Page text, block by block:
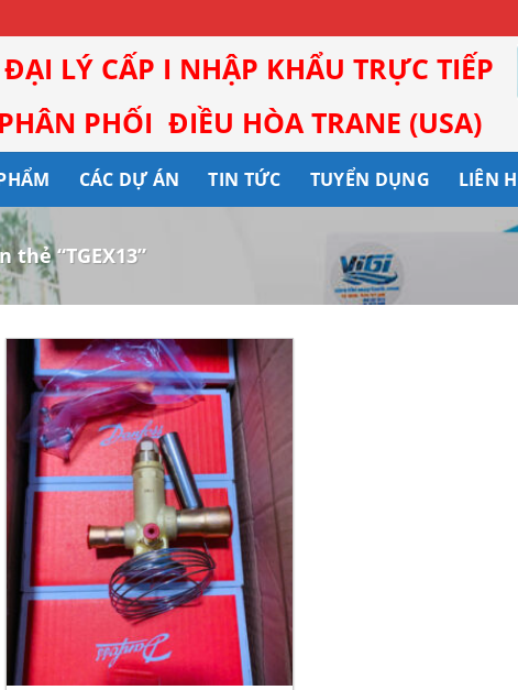
ĐẠI LÝ CẤP I NHẬP KHẨU TRỰC TIẾP
PHÂN PHỐI ĐIỀU HÒA TRANE (USA)
CÁC DỰ ÁN TIN TỨC TUYỂN DỤNG LIÊN
thẻ “TGEX13”